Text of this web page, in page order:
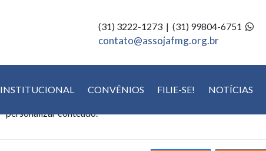
(31) 3222-1273 | (31) 99804-6751
contato@assojafmg.org.br
INSTITUCIONAL CONVÊNIOS FILIE-SE! NOTÍCIAS
Política de Cookies
Utilizamos cookies para oferecer melhor experiência, melhorar o
personalizar conteúdo.